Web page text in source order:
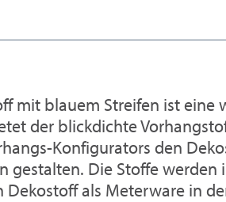
mit blauem Streifen ist eine
der blickdichte
Konfigurators den
gestalten. Die Stoffe werden
als Meterware in